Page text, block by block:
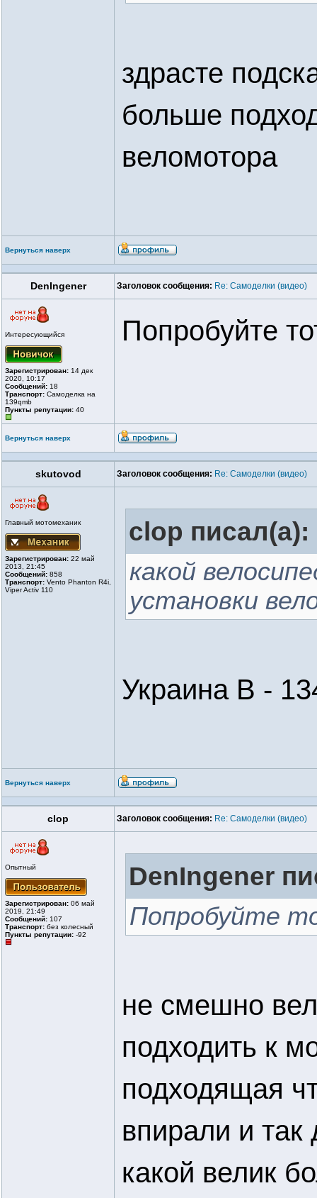
здрасте
больше
веломотора
Вернуться наверх
DenIngener Заголовок сообщения: Re: Самоделки (видео)
Интересующийся
Зарегистрирован: 14 дек
2020, 10:17
Сообщений: 18
Транспорт: Самоделка на
139qmb
Пункты репутации: 40
Попробуйте
Вернуться наверх
skutovod Заголовок сообщения: Re: Самоделки (видео)
Главный мотомеханик
Зарегистрирован: 22 май
2013, 21:45
Сообщений: 858
Транспорт: Vento Phanton R4i,
Viper Activ 110
clop писал(а):
какой
установки
Украина В -
Вернуться наверх
clop Заголовок сообщения: Re: Самоделки (видео)
Опытный
Зарегистрирован: 06 май
2019, 21:49
Сообщений: 107
Транспорт: без колесный
Пункты репутации: -92
DenIngener
Попробуйте
не смешно
подходить к
подходящая
впирали и
какой велик